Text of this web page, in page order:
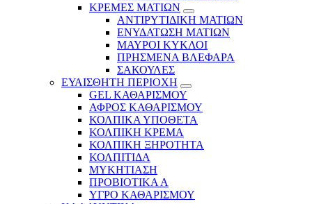
ΚΡΕΜΕΣ ΜΑΤΙΩΝ
ΑΝΤΙΡΥΤΙΔΙΚΗ ΜΑΤΙΩΝ
ΕΝΥΔΑΤΩΣΗ ΜΑΤΙΩΝ
ΜΑΥΡΟΙ ΚΥΚΛΟΙ
ΠΡΗΣΜΕΝΑ ΒΛΕΦΑΡΑ
ΣΑΚΟΥΛΕΣ
ΕΥΑΙΣΘΗΤΗ ΠΕΡΙΟΧΗ
GEL ΚΑΘΑΡΙΣΜΟΥ
ΑΦΡΟΣ ΚΑΘΑΡΙΣΜΟΥ
ΚΟΛΠΙΚΑ ΥΠΟΘΕΤΑ
ΚΟΛΠΙΚΗ ΚΡΕΜΑ
ΚΟΛΠΙΚΗ ΞΗΡΟΤΗΤΑ
ΚΟΛΠΙΤΙΔΑ
ΜΥΚΗΤΙΑΣΗ
ΠΡΟΒΙΟΤΙΚΑ Α
ΥΓΡΟ ΚΑΘΑΡΙΣΜΟΥ